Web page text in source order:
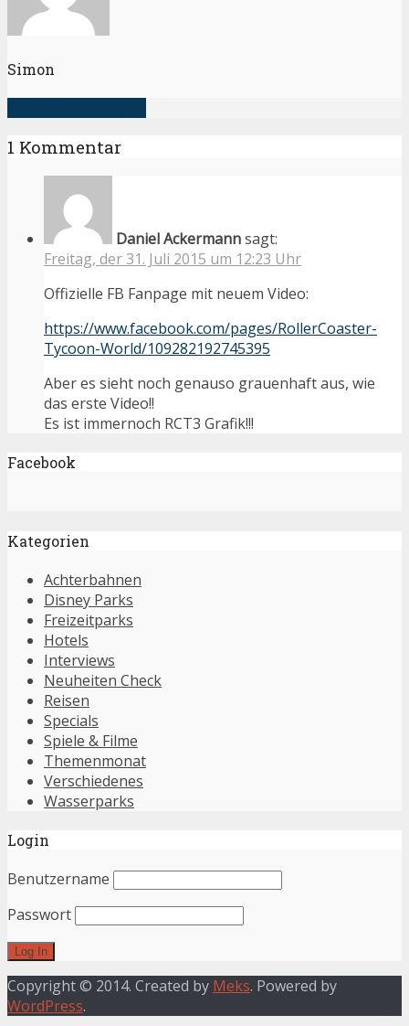
Simon
1 Kommentar
Daniel Ackermannsagt:
Freitag, der 31. Juli 2015 um 12:23 Uhr
Offizielle FB Fanpage mit neuem Video:
https://www.facebook.com/pages/RollerCoaster-
Tycoon-World/109282192745395
Aber es sieht noch genauso grauenhaft aus, wie
das erste Video!!
Es ist immernoch RCT3 Grafik!!!
Facebook
Kategorien
Achterbahnen
Disney Parks
Freizeitparks
Hotels
Interviews
Neuheiten Check
Reisen
Specials
Spiele & Filme
Themenmonat
Verschiedenes
Wasserparks
Login
Benutzername
Passwort
Copyright © 2014. Created by Meks. Powered by
WordPress.